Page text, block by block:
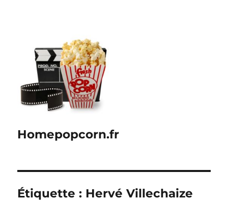
Homepopcorn.fr
Étiquette : Hervé Villechaize